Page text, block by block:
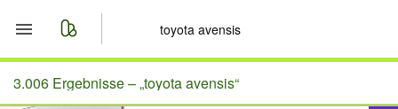
Start
3.006 Ergebnisse –„toyota avensis“